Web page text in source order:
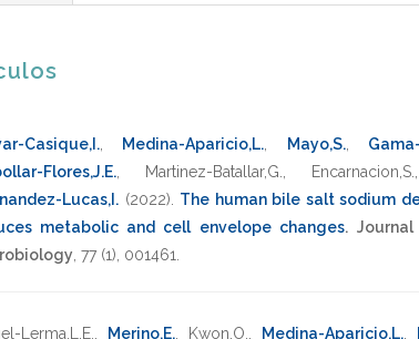
Casique,I. Medina-Aparicio,L. Mayo,S.,
Flores,J.E.
Martinez-Batallar,G. Encarnacion,S.
Lucas,I. (2022)
The human bile salt sodium
metabolic and cell envelope changes.
77 (1), 001461
Lerma,L.E. Merino,E. Kwon,O. Medina-Aparicio,L.